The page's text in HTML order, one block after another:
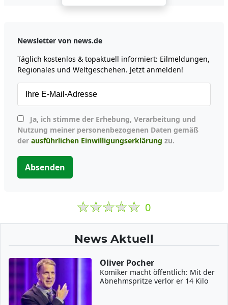
Newsletter von news.de
Täglich kostenlos & topaktuell informiert: Eilmeldungen,
Regionales und Weltgeschehen. Jetzt anmelden!
Nutzung meiner personenbezogenen Daten gemäß
der ausführlichen Einwilligungserklärung zu.
Absenden
0
News Aktuell
Oliver Pocher
Komiker macht öffentlich: Mit der
Abnehmspritze verlor er 14 Kilo